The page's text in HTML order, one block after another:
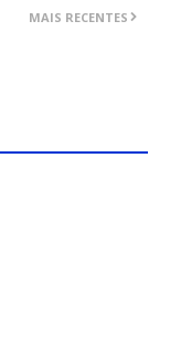
MAIS RECENTES